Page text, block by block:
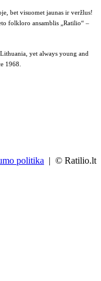
bet visuomet jaunas ir veržlus!
folkloro ansamblis „Ratilio“ –
yet always young and
1968.
politika | © Ratilio.lt